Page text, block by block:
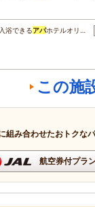
浴できるアパホテルオリ…
この施
組み合わせたおトクな
航空券付プラ